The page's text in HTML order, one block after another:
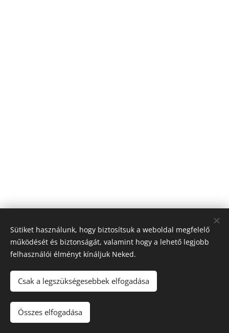
© 2026 Nagyfólia Kft. Minden jog fenntartva
Sütik
Sütiket használunk, hogy biztosítsuk a weboldal megfelelő
működését és biztonságát, valamint hogy a lehető legjobb
felhasználói élményt kínáljuk Neked.
Csak a legszükségesebbek elfogadása
Összes elfogadása